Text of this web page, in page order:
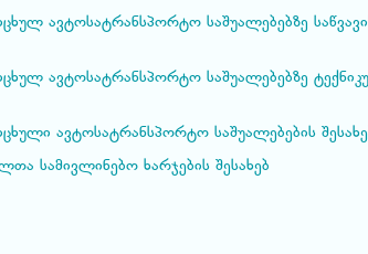
ავტოსატრანსპორტო საშუალებებზე
ავტოსატრანსპორტო საშუალებებზე
ავტოსატრანსპორტო საშუალებების
სამივლინებო ხარჯების შესახებ